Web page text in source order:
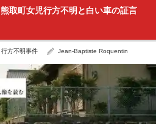
取町女児行方不明と白い車の証言
行方不明事件 Jean-Baptiste Roquentin